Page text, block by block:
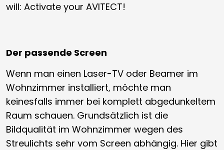
will: Activate your AVITECT!
Der passende Screen
Wenn man einen Laser-TV oder Beamer im
Wohnzimmer installiert, möchte man
keinesfalls immer bei komplett abgedunkeltem
Raum schauen. Grundsätzlich ist die
Bildqualität im Wohnzimmer wegen des
Streulichts sehr vom Screen abhängig. Hier gibt